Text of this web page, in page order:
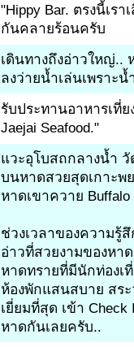
"Hippy Bar. ตรงนี้เร
กันคลายร้อนครับ
เดินทางถึงอ่าวใหญ่..
ลงว่ายน้ำเล่นเพราะ
รับประทานอาหารเที่
Jaejai Seafood."
แวะอุโบสถกลางน้ำ วั
บนหาดสวยสุดเกาะพ
หาดเขาควาย Buffalo
ช่วงเวลาของความรู้สึ
อ่าวที่สวยงามของหา
หาดทรายที่มีนักท่องเ
ห้องพักแสนสบาย สร
เยี่ยมที่สุด เข้า
หาดกันเลยครับ..